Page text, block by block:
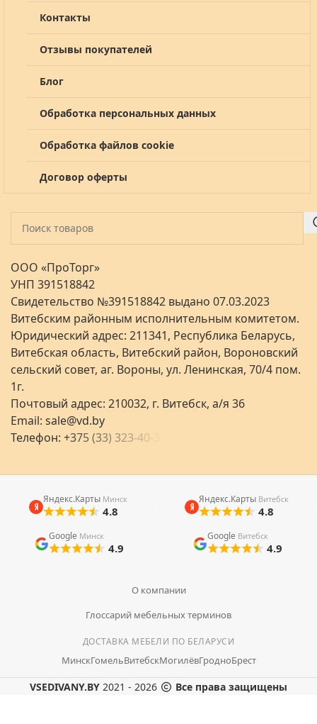
Контакты
Отзывы покупателей
Блог
Обработка персональных данных
Обработка файлов cookie
Договор оферты
ООО «ПроТорг»
УНП 391518842
Свидетельство №391518842 выдано 07.03.2023
Витебским районным исполнительным комитетом.
Юридический адрес: 211341, Республика Беларусь,
Витебская область, Витебский район, Вороновский
сельский совет, аг. Вороны, ул. Ленинская, 70/4 пом.
1г.
Почтовый адрес: 210032, г. Витебск, а/я 36
Email:sale@vd.by
Телефон:+375(33) 323-40-
Яндекс.Карты Минск
4.8
Яндекс.Карты Витебск
4.8
Google Минск
4.9
Google Витебск
4.9
О компании
Глоссарий мебельных терминов
ДОСТАВКА МЕБЕЛИ ПО БЕЛАРУСИ
МинскГомельВитебскМогилёвГродноБрест
VSEDIVANY.BY 2021 - 2026 Все права защищены